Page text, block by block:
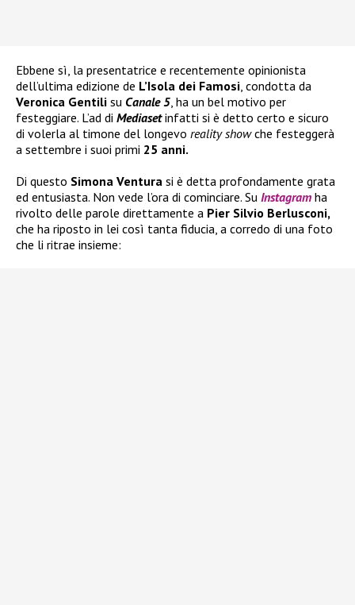
Ebbene sì, la presentatrice e recentemente opinionista
dell’ultima edizione de L’Isola dei Famosi, condotta da
Veronica Gentili su Canale 5, ha un bel motivo per
festeggiare. L’ad di Mediasetinfatti si è detto certo e sicuro
di volerla al timone del longevo reality showche festeggerà
a settembre i suoi primi 25 anni.
Di questo Simona Ventura si è detta profondamente grata
ed entusiasta. Non vede l’ora di cominciare. Su Instagram ha
rivolto delle parole direttamente a Pier Silvio Berlusconi,
che ha riposto in lei così tanta fiducia, a corredo di una foto
che li ritrae insieme: